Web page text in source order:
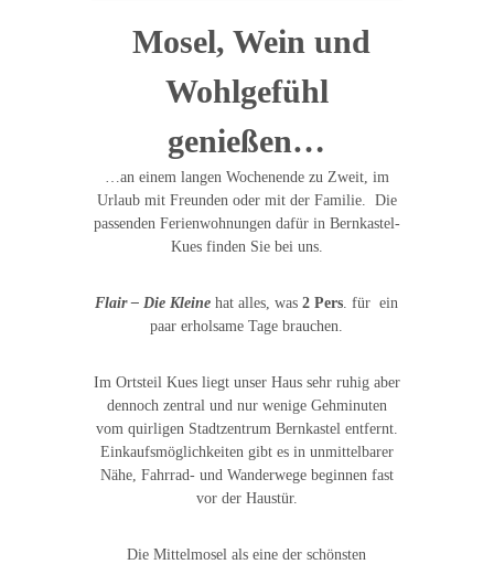
Mosel, Wein und
Wohlgefühl
genießen…
…an einem langen Wochenende zu Zweit, im
Urlaub mit Freunden oder mit der Familie. Die
passenden Ferienwohnungen dafür in Bernkastel-
Kues finden Sie bei uns.
Flair – Die Kleinehat alles, was2 Pers . für ein
paar erholsame Tage brauchen.
Im Ortsteil Kues liegt unser Haus sehr ruhig aber
dennoch zentral und nur wenige Gehminuten
vom quirligen Stadtzentrum Bernkastel entfernt.
Einkaufsmöglichkeiten gibt es in unmittelbarer
Nähe, Fahrrad- und Wanderwege beginnen fast
vor der Haustür.
Die Mittelmosel als eine der schönsten